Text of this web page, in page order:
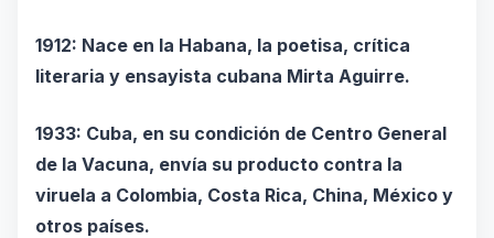
1912: Nace en la Habana, la poetisa, crítica
literaria y ensayista cubana Mirta Aguirre.
1933: Cuba, en su condición de Centro General
de la Vacuna, envía su producto contra la
viruela a Colombia, Costa Rica, China, México y
otros países.